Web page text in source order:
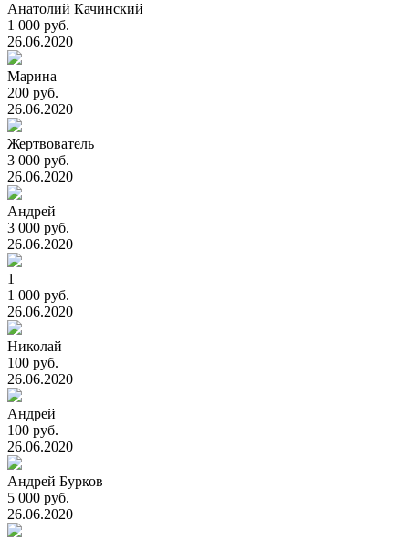
Анатолий Качинский
1 000 руб.
26.06.2020
Марина
200 руб.
26.06.2020
Жертвователь
3 000 руб.
26.06.2020
Андрей
3 000 руб.
26.06.2020
1
1 000 руб.
26.06.2020
Николай
100 руб.
26.06.2020
Андрей
100 руб.
26.06.2020
Андрей Бурков
5 000 руб.
26.06.2020